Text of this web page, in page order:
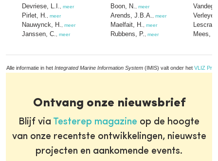
Devriese, L.I. meer
Pirlet, H. meer
Nauwynck, H. meer
Janssen, C. meer
Boon, N. meer
Arends, J.B.A. meer
Maelfait, H. meer
Rubbens, P. meer
Verleye,
Mees, J.
Alle informatie in het Integrated Marine Information System (IMIS) valt onder het VLIZ
Ontvang onze nieuwsbrief
Blijf via Testerep magazine op de hoogte
van onze recentste ontwikkelingen, nieuwste
projecten en aankomende events.